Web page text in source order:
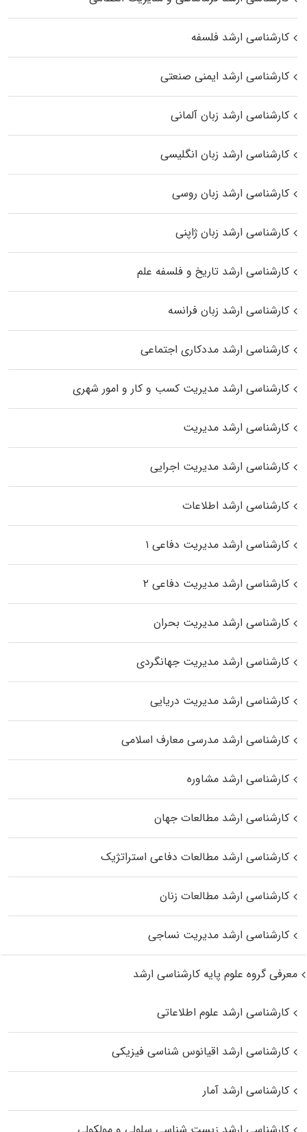
کارشناسی ارشد فلسفه
کارشناسی ارشد ایمنی صنعتی
کارشناسی ارشد زبان آلمانی
کارشناسی ارشد زبان انگلیسی
کارشناسی ارشد زبان روسی
کارشناسی ارشد زبان ژاپنی
کارشناسی ارشد تاریخ و فلسفه علم
کارشناسی ارشد زبان فرانسه
کارشناسی ارشد مددکاری اجتماعی
کارشناسی ارشد مدیریت کسب و کار و امور شهری
کارشناسی ارشد مدیریت
کارشناسی ارشد مدیریت اجرایی
کارشناسی ارشد اطلاعات
کارشناسی ارشد مدیریت دفاعی ۱
کارشناسی ارشد مدیریت دفاعی ۲
کارشناسی ارشد مدیریت بحران
کارشناسی ارشد مدیریت جهانگردی
کارشناسی ارشد مدیریت دریایی
کارشناسی ارشد مدرسی معارف اسلامی
کارشناسی ارشد مشاوره
کارشناسی ارشد مطالعات جهان
کارشناسی ارشد مطالعات دفاعی استراتژیک
کارشناسی ارشد مطالعات زنان
کارشناسی ارشد مدیریت نساجی
معرفی گروه علوم پایه کارشناسی ارشد
کارشناسی ارشد علوم اطلاعاتی
کارشناسی ارشد اقیانوس‌ شناسی فیزیکی
کارشناسی ارشد آمار